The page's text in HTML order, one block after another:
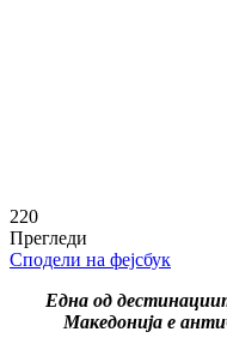
220
Прегледи
Сподели на фејсбук
Една од
Македонија е